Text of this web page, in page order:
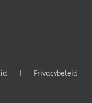
Privacybeleid